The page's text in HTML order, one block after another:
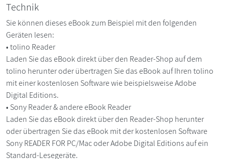
Technik
Sie können dieses eBook zum Beispiel mit den folgenden
Geräten lesen:
• tolino Reader
Laden Sie das eBook direkt über den Reader-Shop auf dem
tolino herunter oder übertragen Sie das eBook auf Ihren tolino
mit einer kostenlosen Software wie beispielsweise Adobe
Digital Editions.
• Sony Reader & andere eBook Reader
Laden Sie das eBook direkt über den Reader-Shop herunter
oder übertragen Sie das eBook mit der kostenlosen Software
Sony READER FOR PC/Mac oder Adobe Digital Editions auf ein
Standard-Lesegeräte.